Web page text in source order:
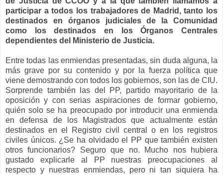
participar a todos los trabajadores de Madrid, tanto los
destinados en órganos judiciales de la Comunidad
como los destinados en los Órganos Centrales
dependientes del Ministerio de Justicia.
Entre todas las enmiendas presentadas, sin duda alguna, la
más grave por su contenido y por la fuerza política que
viene demostrando con todos los gobiernos, son las de CIU.
Sorprende también las del PP, partido mayoritario de la
oposición y con serias aspiraciones de formar gobierno,
quién solo se ha preocupado por introducir una enmienda
en defensa de los Magistrados que actualmente están
destinados en el Registro civil central o en los registros
civiles únicos. ¿Se ha olvidado el PP que también existen
otros funcionarios? Seguro que no. Mucho nos hubiera
gustado explicarle al PP nuestras preocupaciones al
respecto y nuestras enmiendas, pero ni tan siquiera ha